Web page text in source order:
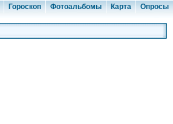
Гороскоп Фотоальбомы Карта Опросы